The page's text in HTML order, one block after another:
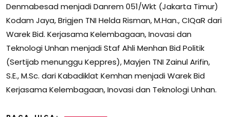
Denmabesad menjadi Danrem 051/Wkt (Jakarta Timur)
Kodam Jaya, Brigjen TNI Helda Risman, M.Han., CIQaR dari
Warek Bid. Kerjasama Kelembagaan, Inovasi dan
Teknologi Unhan menjadi Staf Ahli Menhan Bid Politik
(Sertijab menunggu Keppres), Mayjen TNI Zainul Arifin,
S.E., M.Sc. dari Kabadiklat Kemhan menjadi Warek Bid
Kerjasama Kelembagaan, Inovasi dan Teknologi Unhan.